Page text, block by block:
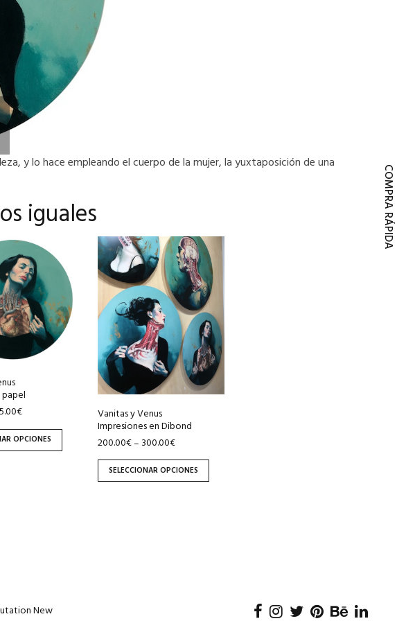
y lo hace empleando el cuerpo de la mujer, la yuxtaposición de una
iguales
€
OPCIONES
Vanitas y Venus
Impresiones en Dibond
200.00€– 300.00€
SELECCIONAR OPCIONES
Este
producto
tiene
múltiples
variantes.
Las
opciones
se
pueden
elegir
en
la
página
de
producto
COMPRA RÁPIDA
New